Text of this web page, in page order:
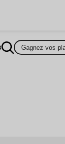
Gagnez vos